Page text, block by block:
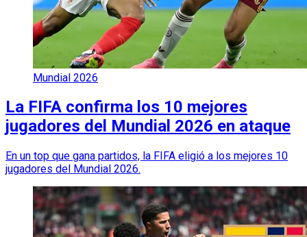
Mundial 2026
La FIFA confirma los 10 mejores
jugadores del Mundial 2026 en ataque
En un top que gana partidos, la FIFA eligió a los mejores 10
jugadores del Mundial 2026.